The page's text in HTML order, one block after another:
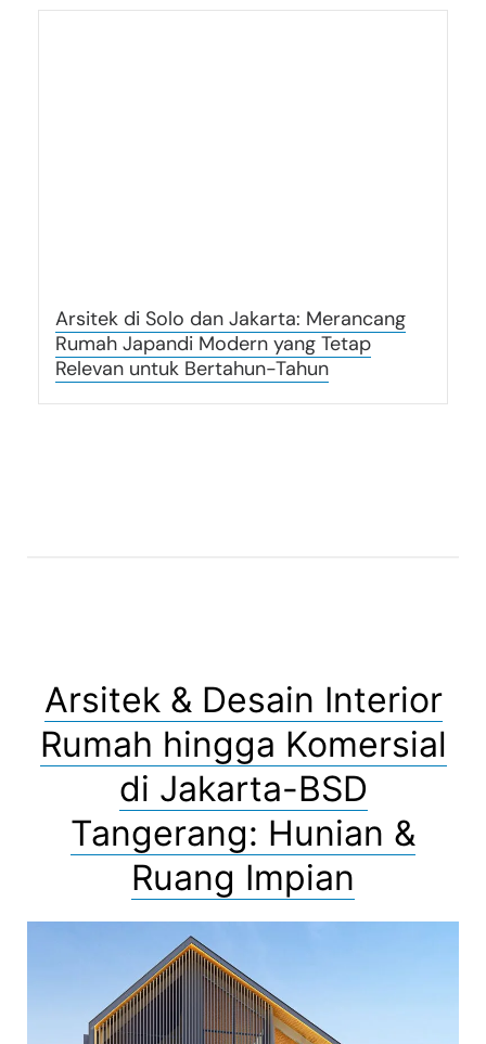
Arsitek di Solo dan Jakarta: Merancang
Rumah Japandi Modern yang Tetap
Relevan untuk Bertahun-Tahun
Arsitek & Desain Interior
Rumah hingga Komersial
di Jakarta-BSD
Tangerang: Hunian &
Ruang Impian